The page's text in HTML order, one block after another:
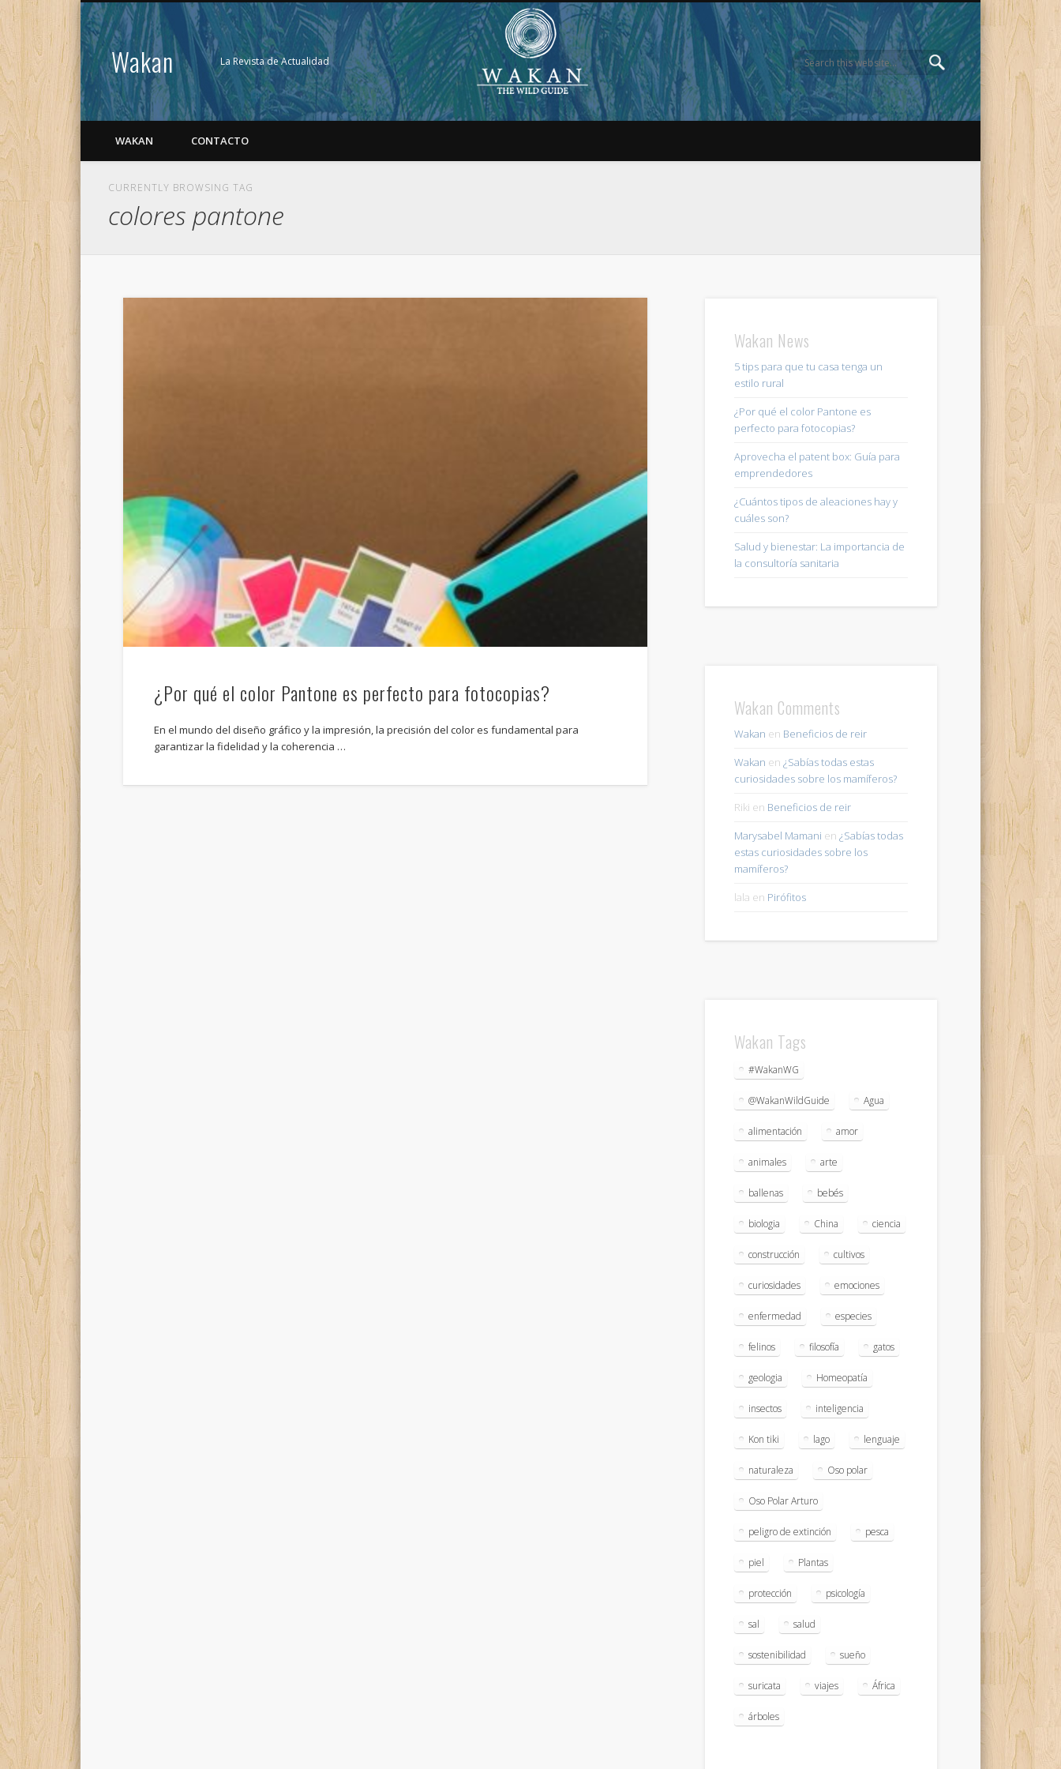
Wakan La Revista de Actualidad
WAKAN CONTACTO
CURRENTLY BROWSING TAG
colores pantone
¿Por qué el color Pantone es perfecto para fotocopias?
En el mundo del diseño gráfico y la impresión, la precisión del color es fundamental para
garantizar la fidelidad y la coherencia …
Wakan News
5 tips para que tu casa tenga un
estilo rural
¿Por qué el color Pantone es
perfecto para fotocopias?
Aprovecha el patent box: Guía para
emprendedores
¿Cuántos tipos de aleaciones hay y
cuáles son?
Salud y bienestar: La importancia de
la consultoría sanitaria
Wakan Comments
Wakan en Beneficios de reir
Wakan en ¿Sabías todas estas
curiosidades sobre los mamíferos?
Riki en Beneficios de reir
Marysabel Mamani en ¿Sabías todas
estas curiosidades sobre los
mamíferos?
lala en Pirófitos
Wakan Tags
#WakanWG
@WakanWildGuide Agua
alimentación amor
animales arte
ballenas bebés
biologia China ciencia
construcción cultivos
curiosidades emociones
enfermedad especies
felinos filosofía gatos
geologia Homeopatía
insectos inteligencia
Kon tiki lago lenguaje
naturaleza Oso polar
Oso Polar Arturo
peligro de extinción pesca
piel Plantas
protección psicología
sal salud
sostenibilidad sueño
suricata viajes África
árboles